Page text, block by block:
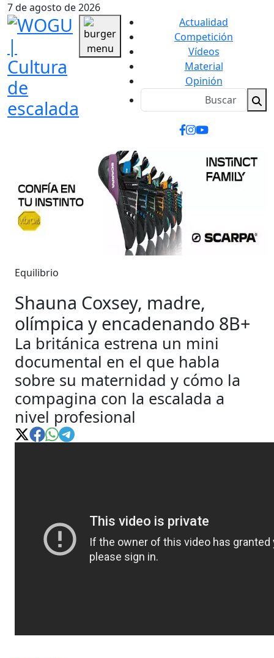
7 de agosto de 2026
Actualidad
Competición
Vídeos
Material
Opinión
Equilibrio
Shauna Coxsey, madre,
olímpica y encadenando 8B+
La británica estrena un mini
documental en el que habla
sobre su maternidad y cómo la
compagina con la escalada a
nivel profesional